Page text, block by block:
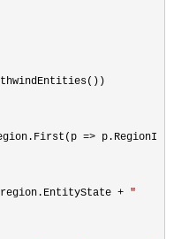
=> p.RegionI
region.EntityState + "